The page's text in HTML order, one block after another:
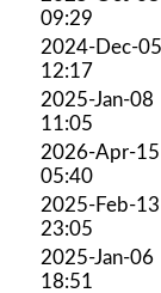
09:29
2024-Dec-05
12:17
2025-Jan-08
11:05
2026-Apr-15
05:40
2025-Feb-13
23:05
2025-Jan-06
18:51